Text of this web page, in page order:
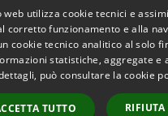
Copyright
web utilizza cookie tecnici e
corretto funzionamento e alla
cookie tecnico analitico al solo
statistiche, aggregate e
può consultare la cookie
TUTTO RIFIUTA